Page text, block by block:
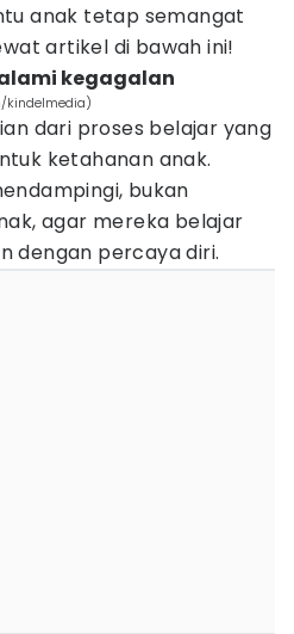
anak tetap semangat
artikel di bawah ini!
kegagalan
kindelmedia)
dari proses belajar yang
ketahanan anak.
bukan
agar mereka belajar
dengan percaya diri.